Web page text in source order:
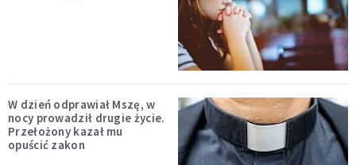
W dzień odprawiał Mszę, w
nocy prowadził drugie życie.
Przełożony kazał mu
opuścić zakon